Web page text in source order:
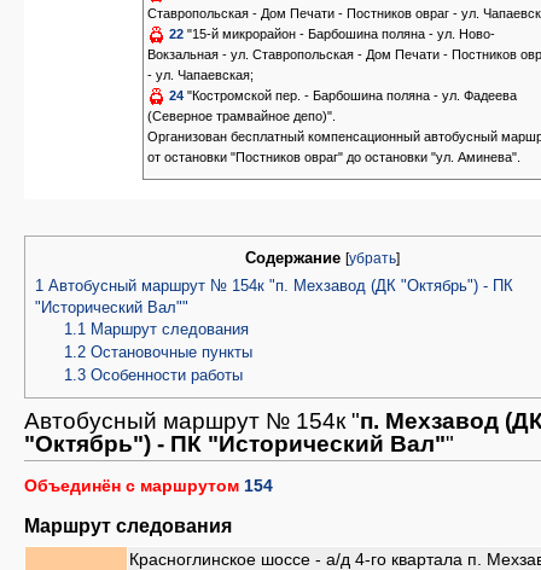
Ставропольская - Дом Печати - Постников овраг - ул.
22 "15-й микрорайон - Барбошина поляна - ул. Ново-
Вокзальная - ул. Ставропольская - Дом Печати - Постников
- ул. Чапаевская;
24 "Костромской пер. - Барбошина поляна - ул. Фадеева
(Северное трамвайное депо)".
Организован бесплатный компенсационный автобусный
от остановки "Постников овраг" до остановки "ул. Аминева".
Содержание [убрать]
1 Автобусный маршрут № 154к "п. Мехзавод (ДК "Октябрь") - ПК
"Исторический Вал""
1.1 Маршрут следования
1.2 Остановочные пункты
1.3 Особенности работы
Автобусный маршрут № 154к "п. Мехзавод
"Октябрь") - ПК "Исторический Вал""
Объединён с маршрутом 154
Маршрут следования
Красноглинское шоссе - а/д 4-го квартала п.